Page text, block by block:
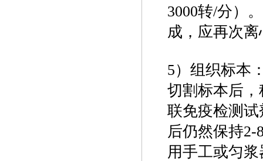
3000转/分）
成，应再次离
5）组织标本
切割标本后，
联免疫检测试
后仍然保持2-
用手工或匀